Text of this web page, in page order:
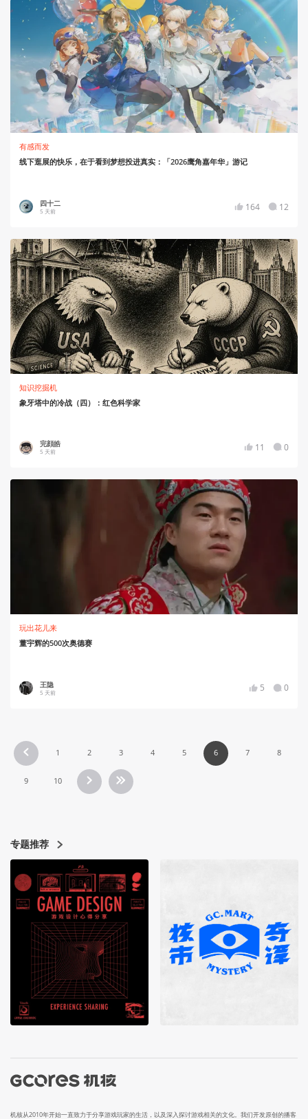
有感而发
线下逛展的快乐，在于看到梦想投进真实：「2026鹰角嘉年华」游记
四十二
5 天前 164 12
知识挖掘机
象牙塔中的冷战（四）：红色科学家
完顔皓
5 天前 11 0
玩出花儿来
董宇辉的500次奥德赛
王隐
5 天前 5 0
1 2 3 4 5 6 7 8
9 10
专题推荐
机核从2010年开始一直致力于分享游戏玩家的生活，以及深入探讨游戏相关的文化。我们开发原创的播客